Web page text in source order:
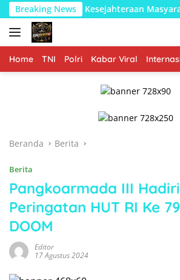
Langsung
ke
konten
Breaking News
Kesejahteraan Masyarakat
Home TNI Polri Kabar Viral
Beranda Berita
Berita
Pangkoarmada III
Peringatan HUT RI Ke
DOOM
Editor
17 Agustus 2024